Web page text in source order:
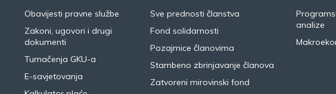
Obavijesti pravne službe
Zakoni, ugovori i drugi
dokumenti
Tumačenja GKU-a
E-savjetovanja
Sve prednosti članstva
Fond solidarnosti
Pozajmice članovima
Stambeno zbrinjavanje članova
Zatvoreni mirovinski fond
analize